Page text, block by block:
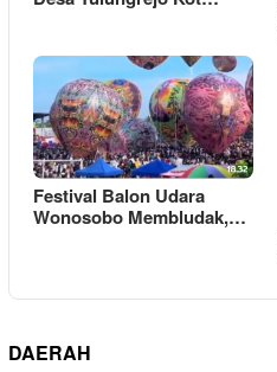
Festival Balon Udara
Wonosobo Membludak,…
DAERAH